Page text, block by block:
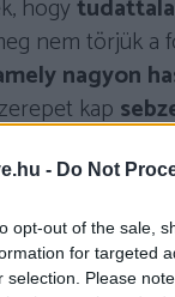
- Do Not
opt-out of the sale,
for targeted
selection. Please
hogy
nem törjük a
nagyon
kap
nagyobb
ismétlési
hogy
mint
hogy ezúttal